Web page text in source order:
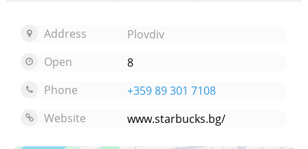
Address
Plovdiv
Open
8
Phone
+359 89 301 7108
Website
www.starbucks.bg/